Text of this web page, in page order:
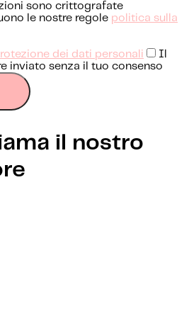
sono crittografate
le nostre regole politica sulla
dei dati personali
Il
inviato senza il tuo consenso
il nostro